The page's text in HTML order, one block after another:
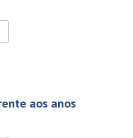
aos anos